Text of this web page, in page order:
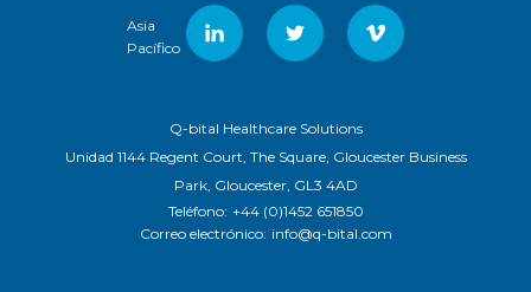
Asia
Pacífico
Q-bital Healthcare Solutions
Unidad 1144 Regent Court, The Square, Gloucester Business
Park, Gloucester, GL3 4AD
Teléfono: +44 (0)1452 651850
Correo electrónico: info@q-bital.com